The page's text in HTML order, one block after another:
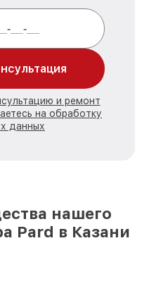
и ремонт
на обработку
данных
нашего
Pard в Казани